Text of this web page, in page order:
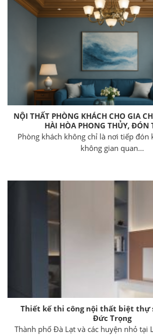
NỘI THẤT PHÒNG KHÁCH CHO GIA
HÀI HÒA PHONG THỦY, ĐÓN
Phòng khách không chỉ là nơi tiếp đón
không gian quan...
Thiết kế thi công nội thất biệt thự
Đức Trọng
Thành phố Đà Lạt và các huyện nhỏ tại